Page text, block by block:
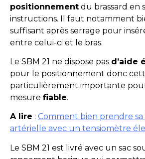
positionnement du brassard en
instructions. Il faut notamment
suffisant après serrage pour
entre celui-ci et le bras.
Le SBM 21 ne dispose pas d’aide
pour le positionnement donc
particulièrement importante
mesure fiable.
A lire : Comment bien prendre sa
artérielle avec un tensiomètre
Le SBM 21 est livré avec un sac